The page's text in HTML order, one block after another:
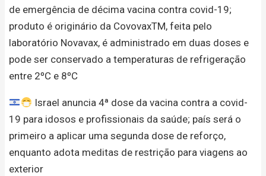
de emergência de décima vacina contra covid-19;
produto é originário da CovovaxTM, feita pelo
laboratório Novavax, é administrado em duas doses e
pode ser conservado a temperaturas de refrigeração
entre 2ºC e 8ºC
Israel anuncia 4ª dose da vacina contra a covid-
19 para idosos e profissionais da saúde; país será o
primeiro a aplicar uma segunda dose de reforço,
enquanto adota meditas de restrição para viagens ao
exterior